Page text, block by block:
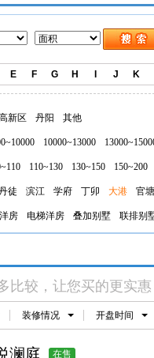
E F G H J K
新区 丹阳 其他
10000~13000
110~130 130~150 150~200
徒 滨江 学府 丁卯 大港 官塘
房 电梯洋房 叠加别墅 联排别
比较，让您买的更实惠
装修情况 开盘时间
澜庭
在售